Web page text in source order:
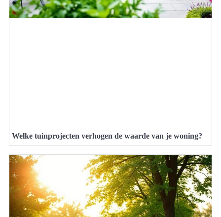
Welke tuinprojecten verhogen de waarde van je woning?